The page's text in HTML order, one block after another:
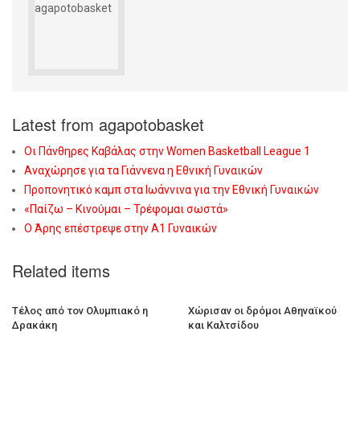
Latest from agapotobasket
Οι Πάνθηρες Καβάλας στην Women Basketball League 1
Αναχώρησε για τα Γιάννενα η Εθνική Γυναικών
Προπονητικό καμπ στα Ιωάννινα για την Εθνική Γυναικών
«Παίζω – Κινούμαι – Τρέφομαι σωστά»
Ο Άρης επέστρεψε στην Α1 Γυναικών
Related items
Τέλος από τον Ολυμπιακό η
Δρακάκη
Χώρισαν οι δρόμοι Αθηναϊκού
και Καλτσίδου